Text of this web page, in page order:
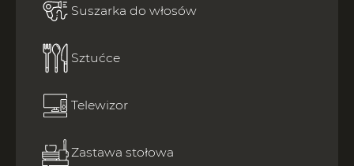
Suszarka do włosów
Sztućce
Telewizor
Zastawa stołowa